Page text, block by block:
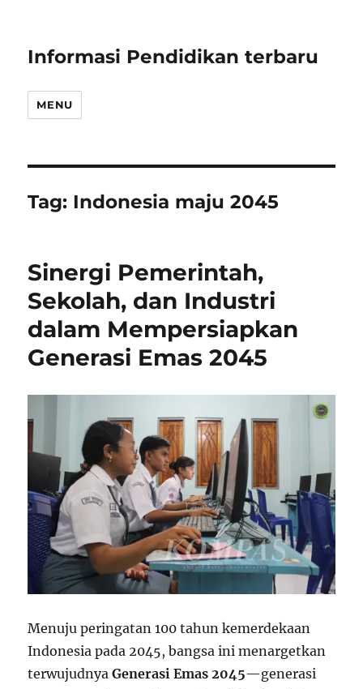
Informasi Pendidikan terbaru
MENU
Tag: Indonesia maju 2045
Sinergi Pemerintah,
Sekolah, dan Industri
dalam Mempersiapkan
Generasi Emas 2045
Menuju peringatan 100 tahun kemerdekaan
Indonesia pada 2045, bangsa ini menargetkan
terwujudnyaGenerasi Emas 2045—generasi